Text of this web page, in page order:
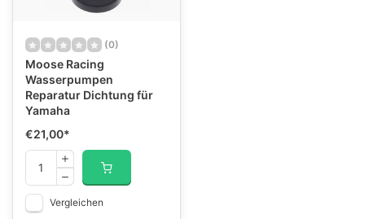
(0)
Moose Racing
Wasserpumpen
Reparatur Dichtung für
Yamaha
€21,00*
Vergleichen